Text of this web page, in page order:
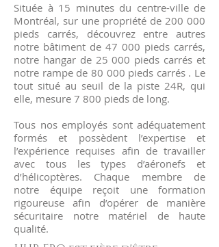
Située à 15 minutes du centre-ville de
Montréal, sur une propriété de 200 000
pieds carrés, découvrez entre autres
notre bâtiment de 47 000 pieds carrés,
notre hangar de 25 000 pieds carrés et
notre rampe de 80 000 pieds carrés . Le
tout situé au seuil de la piste 24R, qui
elle, mesure 7 800 pieds de long.
Tous nos employés sont adéquatement
formés et possèdent l’expertise et
l’expérience requises afin de travailler
avec tous les types d’aéronefs et
d’hélicoptères. Chaque membre de
notre équipe reçoit une formation
rigoureuse afin d’opérer de manière
sécuritaire notre matériel de haute
qualité.